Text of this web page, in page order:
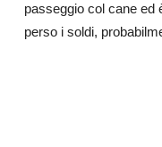
passeggio col cane ed
perso i soldi,